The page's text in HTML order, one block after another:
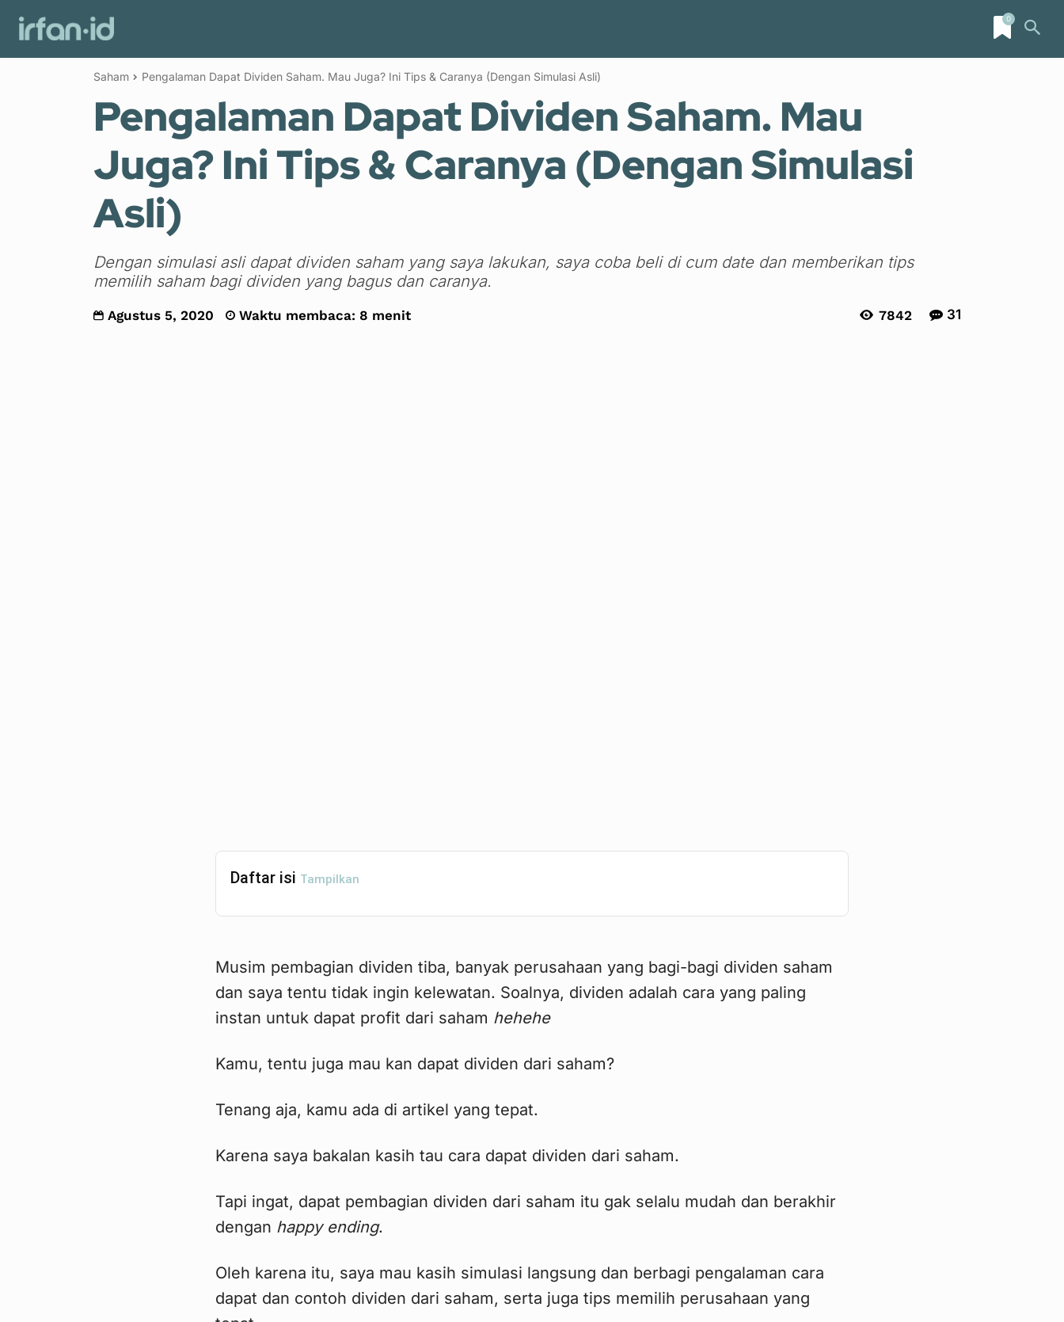
0
Saham Pengalaman Dapat Dividen Saham. Mau Juga? Ini Tips & Caranya (Dengan Simulasi Asli)
Pengalaman Dapat Dividen Saham. Mau
Juga? Ini Tips & Caranya (Dengan Simulasi
Asli)
Dengan simulasi asli dapat dividen saham yang saya lakukan, saya coba beli di cum date dan memberikan tips
memilih saham bagi dividen yang bagus dan caranya.
Agustus 5, 2020 Waktu membaca: 8 menit 31
7842
Daftar isi Tampilkan
Musim pembagian dividen tiba, banyak perusahaan yang bagi-bagi dividen saham
dan saya tentu tidak ingin kelewatan. Soalnya, dividen adalah cara yang paling
instan untuk dapat profit dari saham hehehe
Kamu, tentu juga mau kan dapat dividen dari saham?
Tenang aja, kamu ada di artikel yang tepat.
Karena saya bakalan kasih tau cara dapat dividen dari saham.
Tapi ingat, dapat pembagian dividen dari saham itu gak selalu mudah dan berakhir
dengan happy ending.
Oleh karena itu, saya mau kasih simulasi langsung dan berbagi pengalaman cara
dapat dan contoh dividen dari saham, serta juga tips memilih perusahaan yang